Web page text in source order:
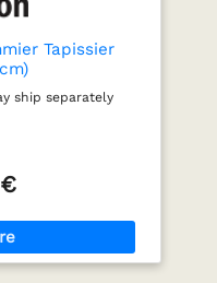
Tapissier
ship separately